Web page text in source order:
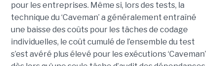
pour les entreprises. Même si, lors des tests, la
technique du ‘Caveman’ a généralement entraîné
une baisse des coûts pour les tâches de codage
individuelles, le coût cumulé de l’ensemble du test
s’est avéré plus élevé pour les exécutions ‘Caveman’